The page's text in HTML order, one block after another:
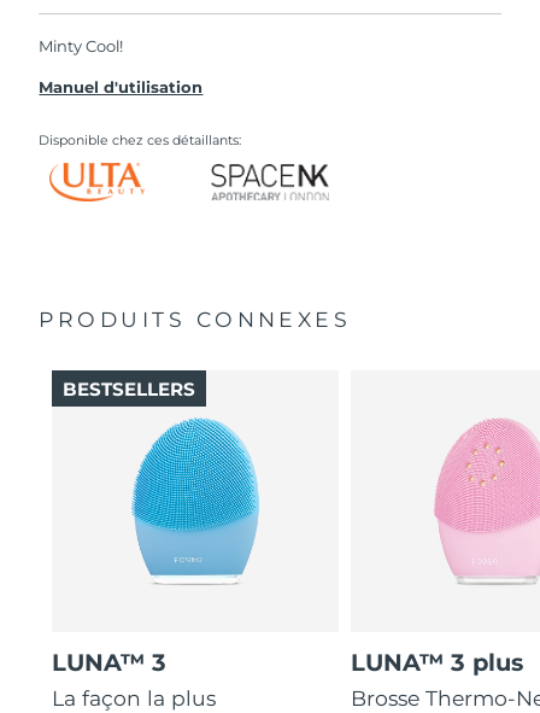
Minty Cool!
Manuel d'utilisation
Disponible chez ces détaillants:
PRODUITS CONNEXES
LUNA™ 3
La façon la plus
BESTSELLERS
LUNA™ 3 plus
Brosse Thermo-